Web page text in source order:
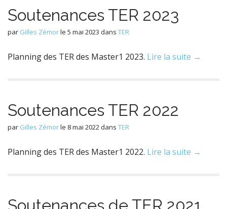
Soutenances TER 2023
par Gilles Zémorle 5 mai 2023 dans TER
Planning des TER des Master1 2023. Lire la suite →
Soutenances TER 2022
par Gilles Zémorle 8 mai 2022dans TER
Planning des TER des Master1 2022. Lire la suite →
Soutenances de TER 2021